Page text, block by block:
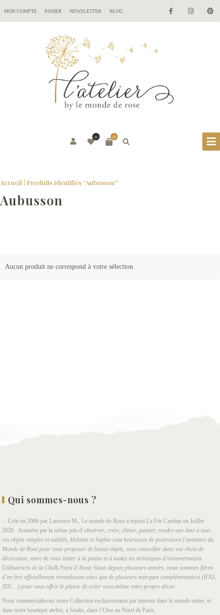
MON COMPTE PANIER NEWSLETTER BLOG
0
0
Accueil | Produits identifiés “Aubusson”
Aubusson
Aucun produit ne correspond à votre sélection.
Qui sommes-nous ?
– Créé en 2006 par Laurence M., Le monde de Rose a rejoint La Fée Caséine en Juillet
2020. Animées par la même joie d’observer, créer, chiner, patiner, rendre une âme à tous
ces objets simples et oubliés, Helaine et Sophie sont heureuses de poursuivre l’aventure du
Monde de Rose pour vous proposer de beaux objets, vous conseiller dans vos choix de
décoration, voire de vous initier à la patine et à toutes les techniques d’ornementation.
Utilisatrices de la Chalk Paint d’Annie Sloan depuis plusieurs années, nous sommes fières
d’en être officiellement revendeuses ainsi que de plusieurs marques complémentaires (IOD,
JDL…) pour vous offrir le plaisir de créer vous-même votre propre décor.
Nous commercialisons notre Collection exclusivement par internet dans le monde entier, et
dans notre boutique atelier, à Senlis, dans l’Oise au Nord de Paris.